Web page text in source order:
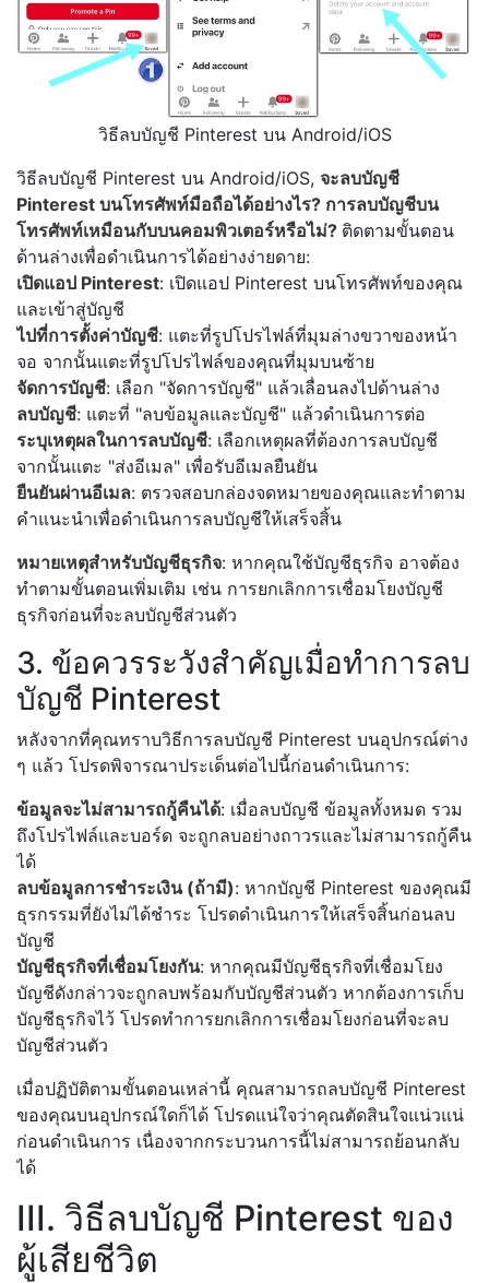
วิธีลบบัญชี Pinterest บน Android/iOS
วิธีลบบัญชี Pinterest บน Android/iOS, จะลบบัญชี
Pinterest บนโทรศัพท์มือถือได้อย่างไร? การลบบัญชีบน
โทรศัพท์เหมือนกับบนคอมพิวเตอร์หรือไม่? ติดตามขั้นตอน
ด้านล่างเพื่อดำเนินการได้อย่างง่ายดาย:
เปิดแอป Pinterest: เปิดแอป Pinterest บนโทรศัพท์ของคุณ
และเข้าสู่บัญชี
ไปที่การตั้งค่าบัญชี: แตะที่รูปโปรไฟล์ที่มุมล่างขวาของหน้า
จอ จากนั้นแตะที่รูปโปรไฟล์ของคุณที่มุมบนซ้าย
จัดการบัญชี: เลือก "จัดการบัญชี" แล้วเลื่อนลงไปด้านล่าง
ลบบัญชี: แตะที่ "ลบข้อมูลและบัญชี" แล้วดำเนินการต่อ
ระบุเหตุผลในการลบบัญชี: เลือกเหตุผลที่ต้องการลบบัญชี
จากนั้นแตะ "ส่งอีเมล" เพื่อรับอีเมลยืนยัน
ยืนยันผ่านอีเมล: ตรวจสอบกล่องจดหมายของคุณและทำตาม
คำแนะนำเพื่อดำเนินการลบบัญชีให้เสร็จสิ้น
หมายเหตุสำหรับบัญชีธุรกิจ: หากคุณใช้บัญชีธุรกิจ อาจต้อง
ทำตามขั้นตอนเพิ่มเติม เช่น การยกเลิกการเชื่อมโยงบัญชี
ธุรกิจก่อนที่จะลบบัญชีส่วนตัว
3. ข้อควรระวังสำคัญเมื่อทำการลบ
บัญชี Pinterest
หลังจากที่คุณทราบวิธีการลบบัญชี Pinterest บนอุปกรณ์ต่าง
ๆ แล้ว โปรดพิจารณาประเด็นต่อไปนี้ก่อนดำเนินการ:
ข้อมูลจะไม่สามารถกู้คืนได้: เมื่อลบบัญชี ข้อมูลทั้งหมด รวม
ถึงโปรไฟล์และบอร์ด จะถูกลบอย่างถาวรและไม่สามารถกู้คืน
ได้
ลบข้อมูลการชำระเงิน (ถ้ามี): หากบัญชี Pinterest ของคุณมี
ธุรกรรมที่ยังไม่ได้ชำระ โปรดดำเนินการให้เสร็จสิ้นก่อนลบ
บัญชี
บัญชีธุรกิจที่เชื่อมโยงกัน: หากคุณมีบัญชีธุรกิจที่เชื่อมโยง
บัญชีดังกล่าวจะถูกลบพร้อมกับบัญชีส่วนตัว หากต้องการเก็บ
บัญชีธุรกิจไว้ โปรดทำการยกเลิกการเชื่อมโยงก่อนที่จะลบ
บัญชีส่วนตัว
เมื่อปฏิบัติตามขั้นตอนเหล่านี้ คุณสามารถลบบัญชี Pinterest
ของคุณบนอุปกรณ์ใดก็ได้ โปรดแน่ใจว่าคุณตัดสินใจแน่วแน่
ก่อนดำเนินการ เนื่องจากกระบวนการนี้ไม่สามารถย้อนกลับ
ได้
III. วิธีลบบัญชี Pinterest ของ
ผู้เสียชีวิต